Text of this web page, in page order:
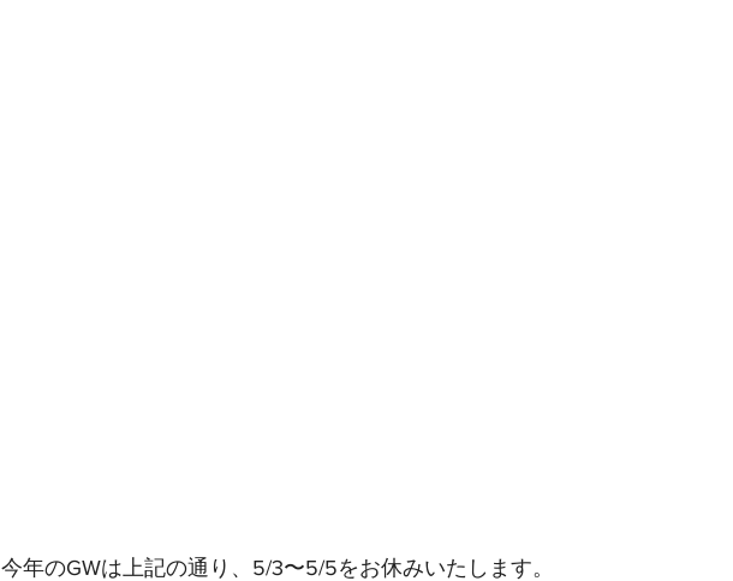
今年のGWは上記の通り、5/3〜5/5をお休みいたします。